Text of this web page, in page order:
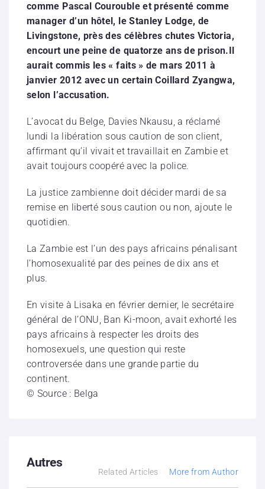
comme Pascal Courouble et présenté comme
manager d’un hôtel, le Stanley Lodge, de
Livingstone, près des célèbres chutes Victoria,
encourt une peine de quatorze ans de prison.Il
aurait commis les « faits » de mars 2011 à
janvier 2012 avec un certain Coillard Zyangwa,
selon l’accusation.
L’avocat du Belge, Davies Nkausu, a réclamé
lundi la libération sous caution de son client,
affirmant qu’il vivait et travaillait en Zambie et
avait toujours coopéré avec la police.
La justice zambienne doit décider mardi de sa
remise en liberté sous caution ou non, ajoute le
quotidien.
La Zambie est l’un des pays africains pénalisant
l’homosexualité par des peines de dix ans et
plus.
En visite à Lisaka en février dernier, le secrétaire
général de l’ONU, Ban Ki-moon, avait exhorté les
pays africains à respecter les droits des
homosexuels, une question qui reste
controversée dans une grande partie du
continent.
© Source : Belga
Autres
Related Articles More from Author